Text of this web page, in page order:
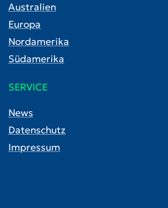
Australien
Europa
Nordamerika
Südamerika
SERVICE
News
Datenschutz
Impressum